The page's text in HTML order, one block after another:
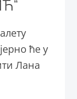
ће у
Лана